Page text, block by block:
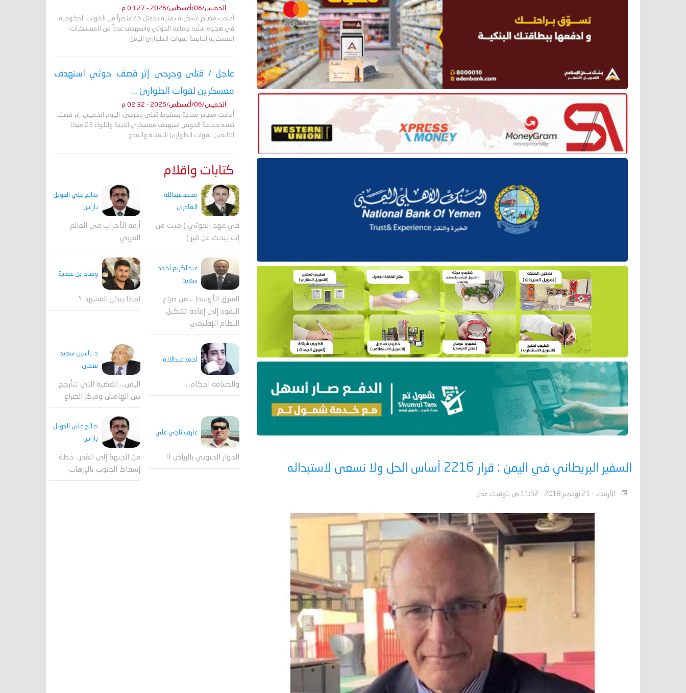
السفير البريطاني في اليمن : قرار 2216 أساس الحل ولا نسعى لاستبداله
الأربعاء - 21 نوفمبر 2018 - 11:52 ص بتوقيت عدن
الخميس/06/أغسطس/2026 - 03:27 م
أفادت مصادر عسكرية يمنية بمقتل 45 عنصراً من القوات الحكومية
في هجوم شنّته جماعة الحوثي واستهدف عدداً من المعسكرات
العسكرية التابعة لقوات الطوارئ اليمن
عاجل / قتلى وجرحى إثر قصف حوثي استهدف
معسكرين لقوات الطوارئ ...
الخميس/06/أغسطس/2026 - 02:32 م
أفادت مصادر محلية بسقوط قتلى وجرحى، اليوم الخميس، إثر قصف
شنته جماعة الحوثي استهدف معسكري الثنية واللواء 23 ميكا
التابعين لقوات الطوارئ اليمنية والمدع
كتابات واقلام
محمد عبدالله
القادري
في عهد الحوثي ( ميت من
إب يبحث عن قبر )
صالح علي الدويل
باراس
أزمة الأحزاب في العالم
العربي
عبدالكريم أحمد
سعيد
الشرق الأوسط .. من صراع
النفوذ إلى إعادة تشكيل
النظام الإقليمي
وضاح بن عطية
لماذا يتكرر المشهد ؟
احمد عبداللاه
وللضيافة احكام…
د. ياسين سعيد
نعمان
اليمن… القضية التي تتأرجح
بين الهامش ومركز الصراع
عارف ناجي علي
الحوار الجنوبي بالرياض !!
صالح علي الدويل
باراس
من الجبهة إلى الغدر.. خطة
إسقاط الجنوب بالإرهاب